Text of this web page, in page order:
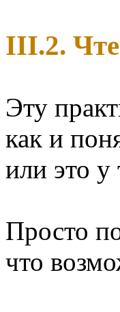
III.2.
Эту
как и
или это у
Просто
что